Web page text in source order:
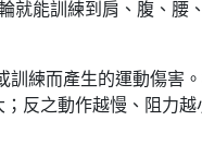
就能訓練到肩、腹、腰
練而產生的運動傷害
反之動作越慢、阻力